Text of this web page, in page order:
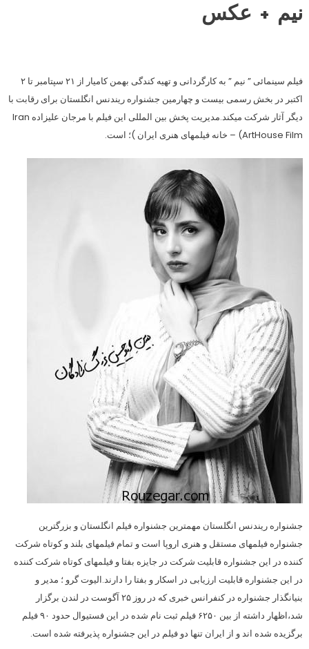
نیم + عکس
فیلم سینمائی ” نیم ” به کارگردانی و تهیه کندگی بهمن کامیار از ٢١ سپتامبر تا ٢
اکتبر در بخش رسمی بیست و چهارمین جشنواره ریندنس انگلستان برای رقابت با
دیگر آثار شرکت میکند.مدیریت پخش بین المللی این فیلم با مرجان علیزاده Iran
ArtHouse Film) – خانه فیلمهای هنری ایران )؛ است.
جشنواره ریندنس انگلستان مهمترین جشنواره فیلم انگلستان و بزرگترین
جشنواره فیلمهای مستقل و هنری اروپا است و تمام فیلمهای بلند و کوتاه شرکت
کننده در این جشنواره قابلیت شرکت در جایزه بفتا و فیلمهای کوتاه شرکت کننده
در این جشنواره قابلیت ارزیابی در اسکار و بفتا را دارند.الیوت گرو ؛ مدیر و
بنیانگذار جشنواره در کنفرانس خبری که در روز ۲۵ آگوست در لندن برگزار
شد،اظهار داشته از بین ۶۲۵۰ فیلم ثبت نام شده در این فستیوال حدود ۹۰ فیلم
برگزیده شده اند و از ایران تنها دو فیلم در این جشنواره پذیرفته شده است.